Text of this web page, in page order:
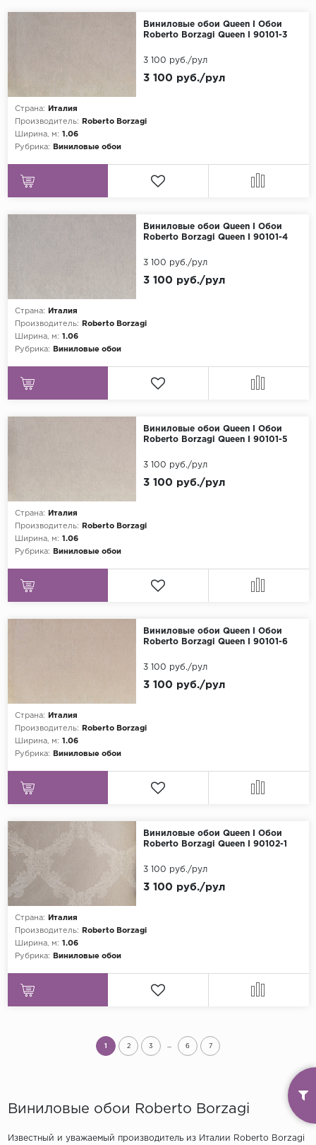
Виниловые обои Queen I Обои
Roberto Borzagi Queen I 90101-3
Страна:
Италия
Производитель:
Roberto Borzagi
Ширина, м: 1.06
Рубрика:
Виниловые обои
3 100 руб./рул
3 100 руб./рул
Виниловые обои Queen I Обои
Roberto Borzagi Queen I 90101-4
Страна:
Италия
Производитель:
Roberto Borzagi
Ширина, м: 1.06
Рубрика:
Виниловые обои
3 100 руб./рул
3 100 руб./рул
Виниловые обои Queen I Обои
Roberto Borzagi Queen I 90101-5
Страна:
Италия
Производитель:
Roberto Borzagi
Ширина, м: 1.06
Рубрика:
Виниловые обои
3 100 руб./рул
3 100 руб./рул
Виниловые обои Queen I Обои
Roberto Borzagi Queen I 90101-6
Страна:
Италия
Производитель:
Roberto Borzagi
Ширина, м: 1.06
Рубрика:
Виниловые обои
3 100 руб./рул
3 100 руб./рул
Виниловые обои Queen I Обои
Roberto Borzagi Queen I 90102-1
Страна:
Италия
Производитель:
Roberto Borzagi
Ширина, м: 1.06
Рубрика:
Виниловые обои
3 100 руб./рул
3 100 руб./рул
1 2 3 6 7
Виниловые обои Roberto Borzagi
Известный и уважаемый производитель из Италии Roberto Borzagi